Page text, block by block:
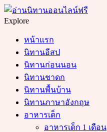
Menu
Search
Explore
หน้าแรก
นิทานอีสป
นิทานก่อนนอน
นิทานชาดก
นิทานพื้นบ้าน
นิทานภาษาอังกฤษ
อาหารเด็ก
อาหารเด็ก 1 เดือน